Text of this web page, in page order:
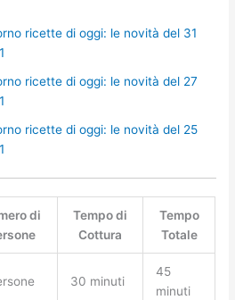
ricette di oggi: le novità del 31
ricette di oggi: le novità del 27
ricette di oggi: le novità del 25
di
Tempo di
Cottura
Tempo
Totale
30 minuti
45
minuti